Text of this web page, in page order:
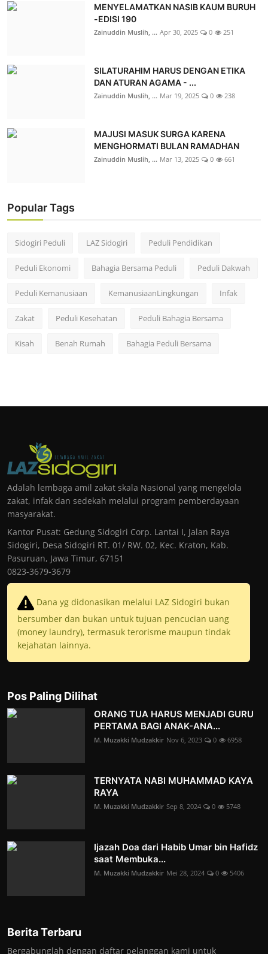
MENYELAMATKAN NASIB KAUM BURUH
-EDISI 190
Zainuddin Muslih, ... Apr 30, 2025 0 251
SILATURAHIM HARUS DENGAN ETIKA
DAN ATURAN AGAMA - ...
Zainuddin Muslih, ... Mar 19, 2025 0 238
MAJUSI MASUK SURGA KARENA
MENGHORMATI BULAN RAMADHAN
Zainuddin Muslih, ... Mar 13, 2025 0 661
Popular Tags
Sidogiri Peduli LAZ Sidogiri Peduli Pendidikan
Peduli Ekonomi Bahagia Bersama Peduli Peduli Dakwah
Peduli Kemanusiaan KemanusiaanLingkungan Infak
Zakat Peduli Kesehatan Peduli Bahagia Bersama
Kisah Benah Rumah Bahagia Peduli Bersama
Adalah lembaga amil zakat skala Nasional yang mengelola
zakat, infak dan sedekah melalui program pemberdayaan
masyarakat.
Kantor Pusat: Gedung Sidogiri Corp. Lantai I, Jalan Raya
Sidogiri, Desa Sidogiri RT. 01/ RW. 02, Kec. Kraton, Kab.
Pasuruan, Jawa Timur, 67151
0823-3679-3679
Dana yg didonasikan melalui LAZ Sidogiri bukan
bersumber dan bukan untuk tujuan pencucian uang
(money laundry), termasuk terorisme maupun tindak
kejahatan lainnya.
Pos Paling Dilihat
ORANG TUA HARUS MENJADI GURU
PERTAMA BAGI ANAK-ANA...
M. Muzakki Mudzakkir Nov 6, 2023 0 6958
TERNYATA NABI MUHAMMAD KAYA
RAYA
M. Muzakki Mudzakkir Sep 8, 2024 0 5748
Ijazah Doa dari Habib Umar bin Hafidz
saat Membuka...
M. Muzakki Mudzakkir Mei 28, 2024 0 5406
Berita Terbaru
Bergabunglah dengan daftar pelanggan kami untuk